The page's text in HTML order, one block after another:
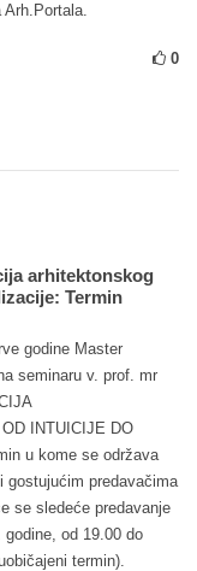
0
arhitektonskog
Termin
godine Master
seminaru v. prof. mr
INTUICIJE DO
u kome se održava
gostujućim predavačima
se sledeće predavanje
od 19.00 do
termin).